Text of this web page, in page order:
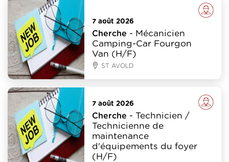
7 août 2026
Cherche - Mécanicien
Camping-Car Fourgon
Van (H/F)
ST AVOLD
7 août 2026
Cherche - Technicien /
Technicienne de
maintenance
d'équipements du foyer
(H/F)